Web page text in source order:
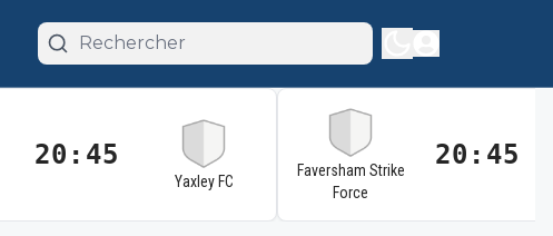
20:45
Yaxley FC
Faversham Strike
Force
20:45